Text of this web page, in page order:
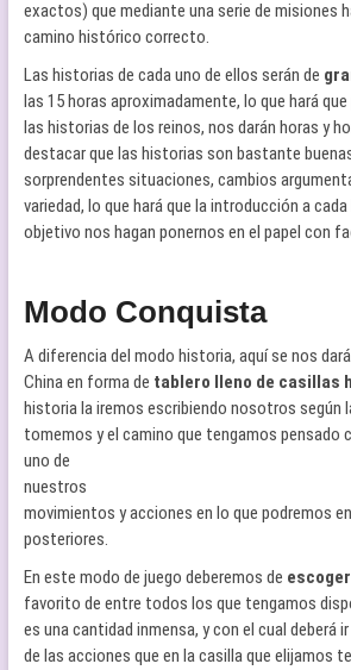
exactos) que mediante una serie de misiones
camino histórico correcto.
Las historias de cada uno de ellos serán de
las 15 horas aproximadamente, lo que hará
las historias de los reinos, nos darán horas y
destacar que las historias son bastante
sorprendentes situaciones, cambios
variedad, lo que hará que la introducción a
objetivo nos hagan ponernos en el papel con
Modo Conquista
A diferencia del modo historia, aquí se nos
China en forma de tablero lleno de casillas
historia la iremos escribiendo nosotros según
tomemos y el camino que tengamos pensado
uno de
nuestros
movimientos y acciones en lo que podremos
posteriores.
En este modo de juego deberemos de
favorito de entre todos los que tengamos
es una cantidad inmensa, y con el cual deberá
de las acciones que en la casilla que elijamos